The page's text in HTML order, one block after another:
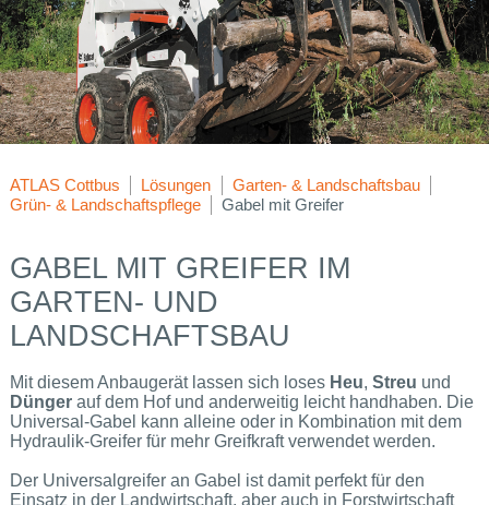
ATLAS Cottbus Lösungen
Garten- & Landschaftsbau
Grün- & Landschaftspflege
Gabel mit Greifer
GABEL MIT GREIFER IM
GARTEN- UND
LANDSCHAFTSBAU
Mit diesem Anbaugerät lassen sich loses Heu, Streu und
Düngerauf dem Hof und anderweitig leicht handhaben. Die
Universal-Gabel kann alleine oder in Kombination mit dem
Hydraulik-Greifer für mehr Greifkraft verwendet werden.
Der Universalgreifer an Gabel ist damit perfekt für den
Einsatz in der Landwirtschaft, aber auch in Forstwirtschaft